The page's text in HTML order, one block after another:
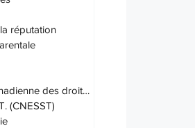
réputation
Charte canadienne des droits et lib
(CNESST)